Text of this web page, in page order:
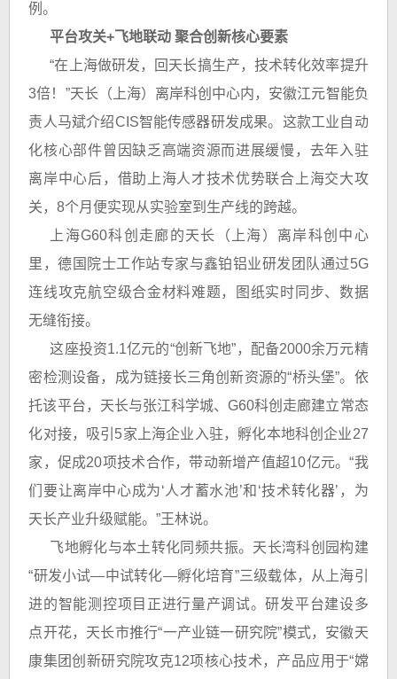
例。
平台攻关+飞地联动 聚合创新核心要素
“在上海做研发，回天长搞生产，技术转化效率提升
3倍！”天长（上海）离岸科创中心内，安徽江元智能负
责人马斌介绍CIS智能传感器研发成果。这款工业自动
化核心部件曾因缺乏高端资源而进展缓慢，去年入驻
离岸中心后，借助上海人才技术优势联合上海交大攻
关，8个月便实现从实验室到生产线的跨越。
上海G60科创走廊的天长（上海）离岸科创中心
里，德国院士工作站专家与鑫铂铝业研发团队通过5G
连线攻克航空级合金材料难题，图纸实时同步、数据
无缝衔接。
这座投资1.1亿元的“创新飞地”，配备2000余万元精
密检测设备，成为链接长三角创新资源的“桥头堡”。依
托该平台，天长与张江科学城、G60科创走廊建立常态
化对接，吸引5家上海企业入驻，孵化本地科创企业27
家，促成20项技术合作，带动新增产值超10亿元。“我
们要让离岸中心成为‘人才蓄水池’和‘技术转化器’，为
天长产业升级赋能。”王林说。
飞地孵化与本土转化同频共振。天长湾科创园构建
“研发小试—中试转化—孵化培育”三级载体，从上海引
进的智能测控项目正进行量产调试。研发平台建设多
点开花，天长市推行“一产业链一研究院”模式，安徽天
康集团创新研究院攻克12项核心技术，产品应用于“嫦